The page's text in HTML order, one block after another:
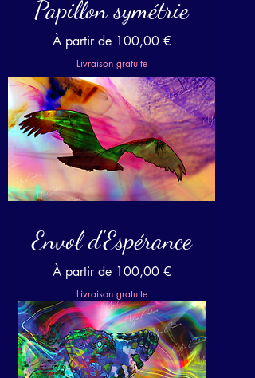
Papillon symétrie
À partir de 100,00 €
Prix promotionnel
Livraison gratuite
Envol d'Espérance
À partir de 100,00 €
Prix promotionnel
Livraison gratuite